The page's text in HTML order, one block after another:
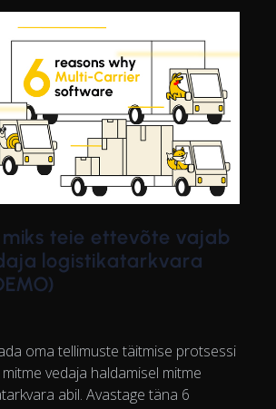
teie ettevõte vajab
logistikatarkvara
oma tellimuste täitmise protsessi
vedaja haldamisel mitme
abil. Avastage täna 6